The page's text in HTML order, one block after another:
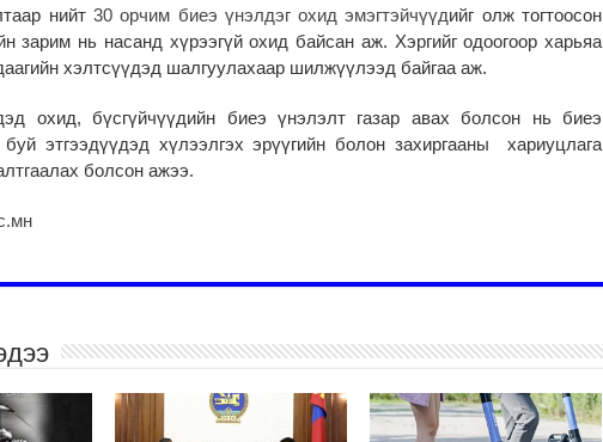
нийт 30 орчим биеэ үнэлдэг охид эмэгтэйчүүдийг олж тогтоосон
зарим нь насанд хүрээгүй охид байсан аж. Хэргийг одоогоор харьяа
хэлтсүүдэд шалгуулахаар шилжүүлээд байгаа аж.
охид, бүсгүйчүүдийн биеэ үнэлэлт газар авах болсон нь биеэ
буй этгээдүүдэд хүлээлгэх эрүүгийн болон захиргааны хариуцлага
болсон ажээ.